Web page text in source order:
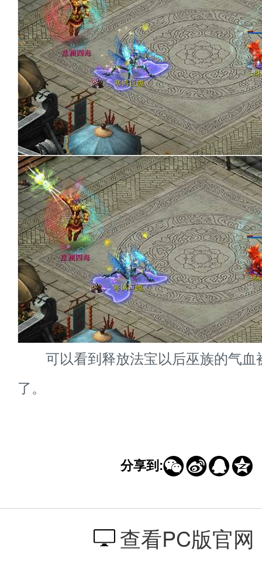
可以看到释放法宝以后巫族的气血
了。
分享到:
查看PC版官网